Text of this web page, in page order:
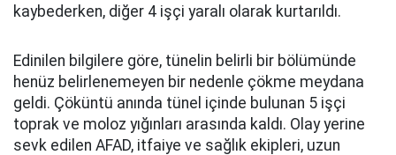
kaybederken, diğer 4 işçi yaralı olarak kurtarıldı.
Edinilen bilgilere göre, tünelin belirli bir bölümünde
henüz belirlenemeyen bir nedenle çökme meydana
geldi. Çöküntü anında tünel içinde bulunan 5 işçi
toprak ve moloz yığınları arasında kaldı. Olay yerine
sevk edilen AFAD, itfaiye ve sağlık ekipleri, uzun